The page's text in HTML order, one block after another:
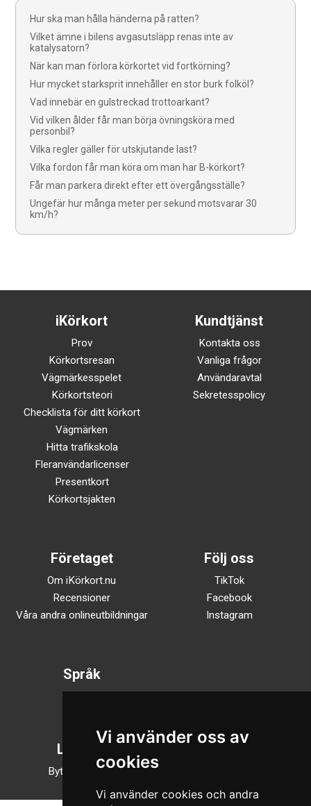
Vi använder oss av
cookies
Vi använder cookies och andra
Hur ska man hålla händerna på ratten?
Vilket ämne i bilens avgasutsläpp renas inte av
katalysatorn?
När kan man förlora körkortet vid fortkörning?
Hur mycket starksprit innehåller en stor burk folköl?
Vad innebär en gulstreckad trottoarkant?
Vid vilken ålder får man börja övningsköra med
personbil?
Vilka regler gäller för utskjutande last?
Vilka fordon får man köra om man har B-körkort?
Får man parkera direkt efter ett övergångsställe?
Ungefär hur många meter per sekund motsvarar 30
km/h?
iKörkort
Prov
Körkortsresan
Vägmärkesspelet
Körkortsteori
Checklista för ditt körkort
Vägmärken
Hitta trafikskola
Fleranvändarlicenser
Presentkort
Körkortsjakten
Kundtjänst
Kontakta oss
Vanliga frågor
Användaravtal
Sekretesspolicy
Företaget
Om iKörkort.nu
Recensioner
Våra andra onlineutbildningar
Följ oss
TikTok
Facebook
Instagram
Språk
Läsläge
Byt till nattläge